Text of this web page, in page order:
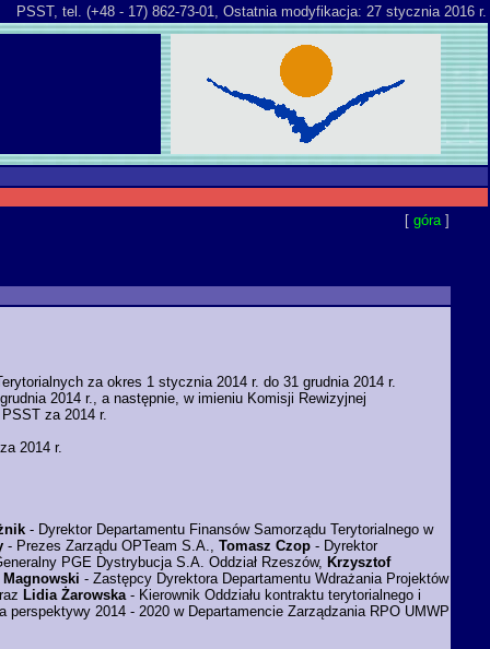
PSST, tel. (+48 - 17) 862-73-01, Ostatnia modyfikacja: 27 stycznia 2016 r.
[ góra]
za okres 1 stycznia 2014 r. do 31 grudnia 2014 r.
2014 r., a następnie, w imieniu Komisji Rewizyjnej
za 2014 r.
2014 r.
- Dyrektor Departamentu Finansów Samorządu Terytorialnego w
- Prezes Zarządu OPTeam S.A., Tomasz Czop - Dyrektor
PGE Dystrybucja S.A. Oddział Rzeszów, Krzysztof
- Zastępcy Dyrektora Departamentu Wdrażania Projektów
Lidia Żarowska - Kierownik Oddziału kontraktu terytorialnego i
perspektywy 2014 - 2020 w Departamencie Zarządzania RPO UMWP